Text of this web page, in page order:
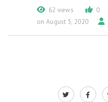
62 views 0
on August 5, 2020